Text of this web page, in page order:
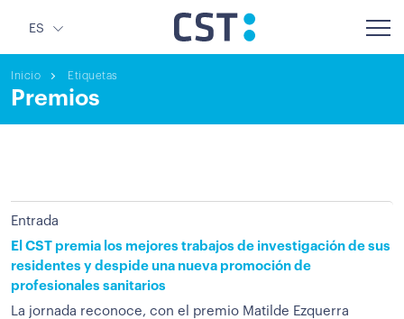
ES
Inicio Etiquetas
Premios
Entrada
El CST premia los mejores trabajos de investigación de sus
residentes y despide una nueva promoción de
profesionales sanitarios
La jornada reconoce, con el premio Matilde Ezquerra